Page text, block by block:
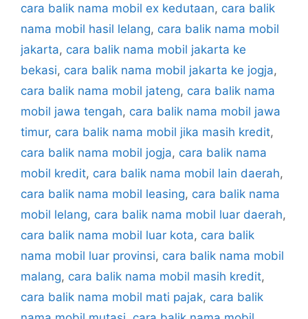
cara balik nama mobil ex kedutaan, cara balik
nama mobil hasil lelang, cara balik nama mobil
jakarta, cara balik nama mobil jakarta ke
bekasi, cara balik nama mobil jakarta ke jogja,
cara balik nama mobil jateng, cara balik nama
mobil jawa tengah, cara balik nama mobil jawa
timur, cara balik nama mobil jika masih kredit,
cara balik nama mobil jogja, cara balik nama
mobil kredit, cara balik nama mobil lain daerah,
cara balik nama mobil leasing, cara balik nama
mobil lelang, cara balik nama mobil luar daerah,
cara balik nama mobil luar kota, cara balik
nama mobil luar provinsi, cara balik nama mobil
malang, cara balik nama mobil masih kredit,
cara balik nama mobil mati pajak, cara balik